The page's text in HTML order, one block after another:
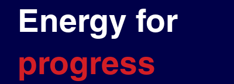
Energy for
progress